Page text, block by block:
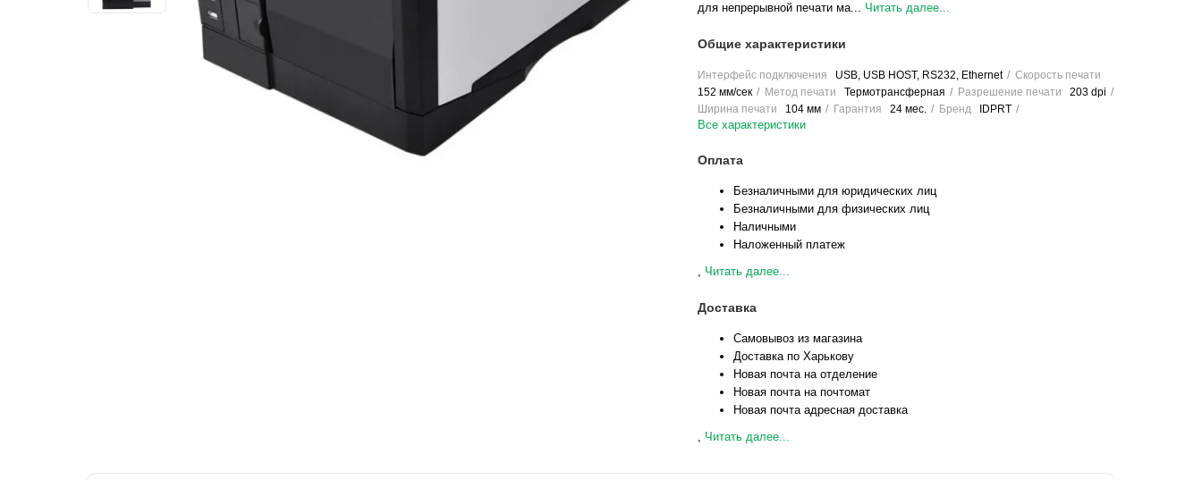
для непрерывной печати ма... Читать далее...
Общие характеристики
Интерфейс подключения USB, USB HOST, RS232, Ethernet
Скорость печати
152 мм/сек
Метод печати Термотрансферная Разрешение печати
203 dpi
Ширина печати
104 мм Гарантия 24 мес. Бренд IDPRT
Все характеристики
Оплата
Безналичными для юридических лиц
Безналичными для физических лиц
Наличными
Наложенный платеж
, Читать далее...
Доставка
Самовывоз из магазина
Доставка по Харькову
Новая почта на отделение
Новая почта на почтомат
Новая почта адресная доставка
, Читать далее...